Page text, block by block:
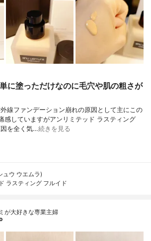
に塗っただけなのに毛穴や肌の粗さが
線ファンデーション崩れの原因として主にこの
感していますがアンリミテッド ラスティング
を全く気…続きを見る
ュウ ウエムラ)
ラスティング フルイド
が大好きな専業主婦